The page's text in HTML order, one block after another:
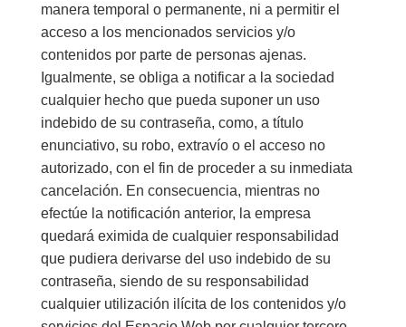
manera temporal o permanente, ni a permitir el
acceso a los mencionados servicios y/o
contenidos por parte de personas ajenas.
Igualmente, se obliga a notificar a la sociedad
cualquier hecho que pueda suponer un uso
indebido de su contraseña, como, a título
enunciativo, su robo, extravío o el acceso no
autorizado, con el fin de proceder a su inmediata
cancelación. En consecuencia, mientras no
efectúe la notificación anterior, la empresa
quedará eximida de cualquier responsabilidad
que pudiera derivarse del uso indebido de su
contraseña, siendo de su responsabilidad
cualquier utilización ilícita de los contenidos y/o